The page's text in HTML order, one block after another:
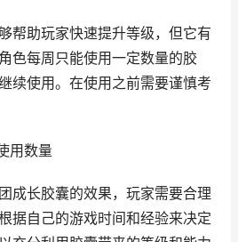
帮助玩家快速提升等级，但它有
色每周只能使用一定数量的胶
续使用。在使用之前需要谨慎考
用数量
成长胶囊的效果，玩家需要合理
据自己的游戏时间和经验来决定